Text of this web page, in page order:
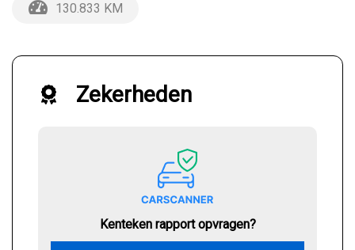
130.833 KM
Zekerheden
Kenteken rapport opvragen?